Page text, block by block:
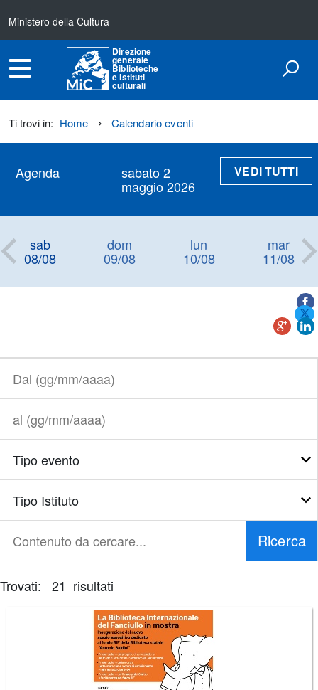
Ministero della Cultura
Direzione
generale
Biblioteche
e istituti
culturali
Ti trovi in: Home Calendario eventi
Agenda sabato 2
maggio 2026
VEDI TUTTI
sab
08/08
dom
09/08
lun
10/08
mar
11/08
Dal
(gg/mm/aaaa)
al
(gg/mm/aaaa)
Tipo
evento
Tipo
Istituto
Contenuto
da
Ricerca
È
Trovati: 21 risultati